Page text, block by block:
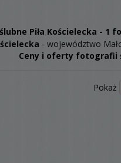
Piła Kościelecka - 1
- województwo
Ceny i oferty fotografii
Pokaż